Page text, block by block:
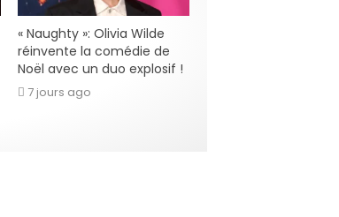
« Naughty »: Olivia Wilde
réinvente la comédie de
Noël avec un duo explosif !
7 jours ago